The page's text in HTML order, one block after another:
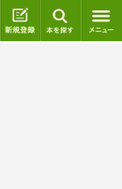
ログイン 新規登録